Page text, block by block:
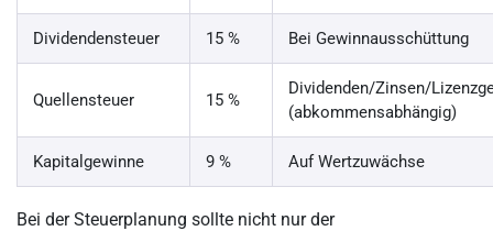
Dividendensteuer 15 % Bei Gewinnausschüttung
Quellensteuer 15 %
Dividenden/Zinsen/
(abkommensabhängig)
Kapitalgewinne 9 % Auf Wertzuwächse
Bei der Steuerplanung sollte nicht nur der